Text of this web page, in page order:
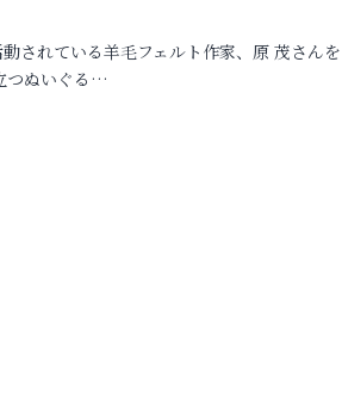
されている羊毛フェルト作家、原 茂さん
つぬいぐる…